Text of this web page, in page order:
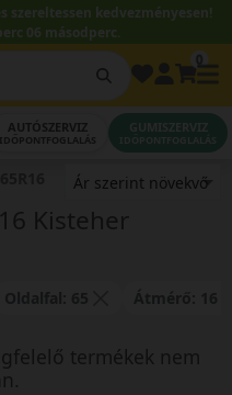
szereltessen kedvezményesen!
06 másodperc.
AUTÓSZERVIZ
IDŐPONTFOGLALÁS
GUMISZERVIZ
IDŐPONTFOGLALÁS
Kisteher
termékek nem